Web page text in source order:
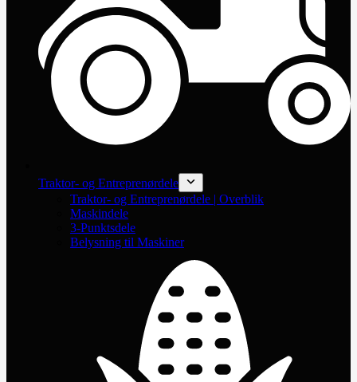
Traktor- og Entreprenørdele
Traktor- og Entreprenørdele | Overblik
Maskindele
3-Punktsdele
Belysning til Maskiner